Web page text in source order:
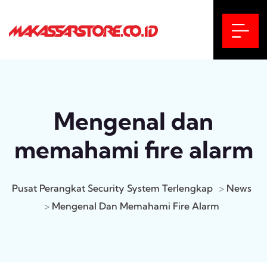
Mengenal dan
memahami fire alarm
Pusat Perangkat Security System Terlengkap > News
> Mengenal Dan Memahami Fire Alarm